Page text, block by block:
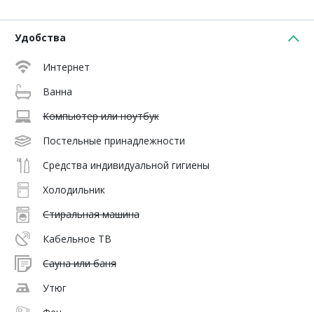
Удобства
Интернет
Ванна
Компьютер или ноутбук
Постельные принадлежности
Средства индивидуальной гигиены
Холодильник
Стиральная машина
Кабельное ТВ
Сауна или баня
Утюг